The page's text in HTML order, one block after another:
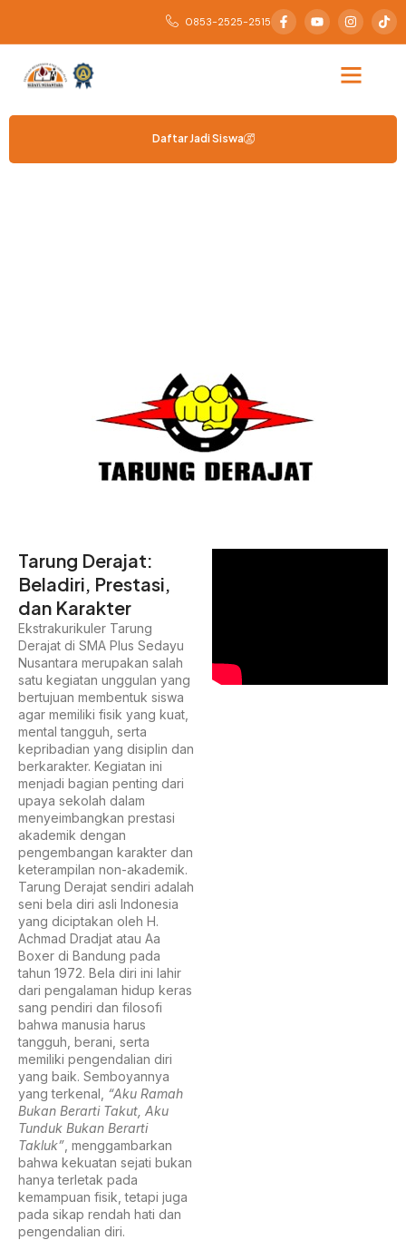
0853-2525-2515
Daftar Jadi Siswa
Tarung Derajat:
Beladiri, Prestasi,
dan Karakter
Ekstrakurikuler Tarung
Derajat di SMA Plus Sedayu
Nusantara merupakan salah
satu kegiatan unggulan yang
bertujuan membentuk siswa
agar memiliki fisik yang kuat,
mental tangguh, serta
kepribadian yang disiplin dan
berkarakter. Kegiatan ini
menjadi bagian penting dari
upaya sekolah dalam
menyeimbangkan prestasi
akademik dengan
pengembangan karakter dan
keterampilan non-akademik.
Tarung Derajat sendiri adalah
seni bela diri asli Indonesia
yang diciptakan oleh H.
Achmad Dradjat atau Aa
Boxer di Bandung pada
tahun 1972. Bela diri ini lahir
dari pengalaman hidup keras
sang pendiri dan filosofi
bahwa manusia harus
tangguh, berani, serta
memiliki pengendalian diri
yang baik. Semboyannya
yang terkenal, “Aku Ramah
Bukan Berarti Takut, Aku
Tunduk Bukan Berarti
Takluk” , menggambarkan
bahwa kekuatan sejati bukan
hanya terletak pada
kemampuan fisik, tetapi juga
pada sikap rendah hati dan
pengendalian diri.